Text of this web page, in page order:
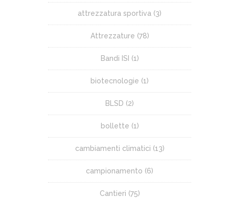
attrezzatura sportiva (3)
Attrezzature (78)
Bandi ISI (1)
biotecnologie (1)
BLSD (2)
bollette (1)
cambiamenti climatici (13)
campionamento (6)
Cantieri (75)